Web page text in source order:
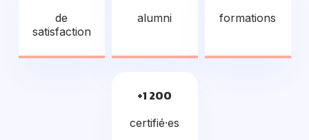
de
satisfaction
alumni formations
+1 200
certifié·es